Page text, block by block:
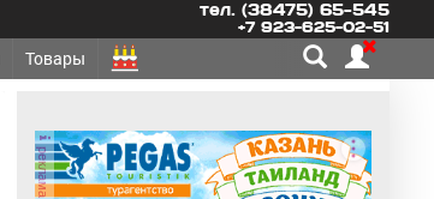
тел. (38475) 65-545
+7 923-625-02-51
Товары
реклама